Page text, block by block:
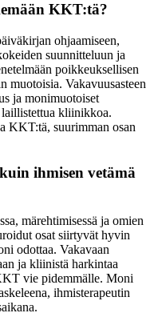
KKT:tä?
ohjaamiseen,
suunnitteluun ja
poikkeuksellisen
muotoisia. Vakavuusasteen
ja monimuotoiset
laillistettua kliinikkoa.
KKT:tä, suurimman osan
ihmisen vetämä
märehtimisessä ja omien
osat siirtyvät hyvin
odottaa. Vakavaan
ja kliinistä harkintaa
vie pidemmälle. Moni
ihmisterapeutin